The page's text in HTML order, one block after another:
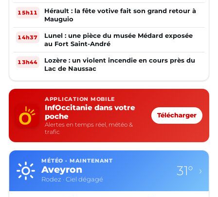
15h11
Hérault : la fête votive fait son grand retour à
Mauguio
14h37
Lunel : une pièce du musée Médard exposée
au Fort Saint-André
13h44
Lozère : un violent incendie en cours près du
Lac de Naussac
APPLICATION MOBILE
InfOccitanie dans votre
poche
Alertes en temps réel, météo &
trafic
Télécharger
MÉTÉO · MAINTENANT
Aveyron
Rodez · Ciel dégagé
31° ›